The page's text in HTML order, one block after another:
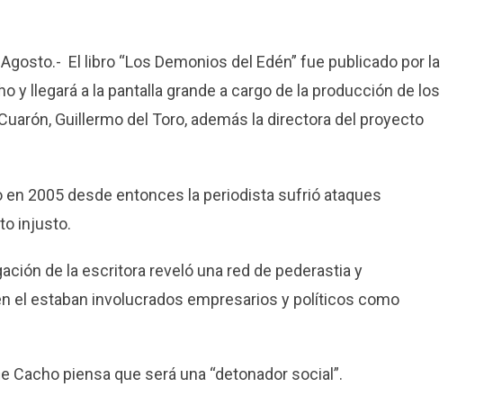
El libro “Los Demonios del Edén” fue publicado por la
y llegará a la pantalla grande a cargo de la producción de los
Guillermo del Toro, además la directora del proyecto
en 2005 desde entonces la periodista sufrió ataques
injusto.
de la escritora reveló una red de pederastia y
el estaban involucrados empresarios y políticos como
Cacho piensa que será una “detonador social”.